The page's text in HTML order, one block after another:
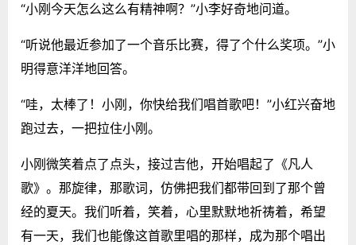
“小刚今天怎么这么有精神啊？”小李好奇地问道。
“听说他最近参加了一个音乐比赛，得了个什么奖项。”小
明得意洋洋地回答。
“哇，太棒了！小刚，你快给我们唱首歌吧！”小红兴奋地
跑过去，一把拉住小刚。
小刚微笑着点了点头，接过吉他，开始唱起了《凡人
歌》。那旋律，那歌词，仿佛把我们都带回到了那个曾
经的夏天。我们听着，笑着，心里默默地祈祷着，希望
有一天，我们也能像这首歌里唱的那样，成为那个唱出